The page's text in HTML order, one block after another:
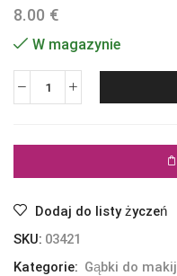
8.00 €
W magazynie
Dodaj do listy życzeń
SKU: 03421
Kategorie: Gąbki do